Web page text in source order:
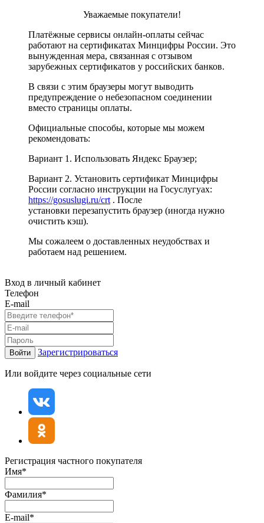
Уважаемые покупатели!
Платёжные сервисы онлайн-оплаты сейчас
работают на сертификатах Минцифры России. Это
вынужденная мера, связанная с отзывом
зарубежных сертификатов у российских банков.
В связи с этим браузеры могут выводить
предупреждение о небезопасном соединении
вместо страницы оплаты.
Официальные способы, которые мы можем
рекомендовать:
Вариант 1. Использовать Яндекс Браузер;
Вариант 2. Установить сертификат Минцифры
России согласно инструкции на Госуслугуах:
https://gosuslugi.ru/crt . После
установки перезапустить браузер (иногда нужно
очистить кэш).
Мы сожалеем о доставленных неудобствах и
работаем над решением.
Вход в личный кабинет
Телефон
E-mail
Войти Зарегистрироваться
Или войдите через социальные сети
Регистрация частного покупателя
Имя*
Фамилия*
E-mail*